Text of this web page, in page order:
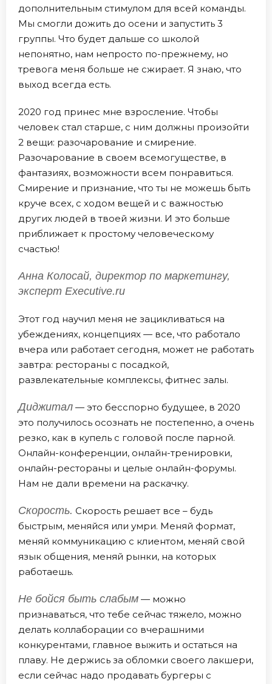
дополнительным стимулом для всей команды.
Мы смогли дожить до осени и запустить 3
группы. Что будет дальше со школой
непонятно, нам непросто по-прежнему, но
тревога меня больше не сжирает. Я знаю, что
выход всегда есть.
2020 год принес мне взросление. Чтобы
человек стал старше, с ним должны произойти
2 вещи: разочарование и смирение.
Разочарование в своем всемогуществе, в
фантазиях, возможности всем понравиться.
Смирение и признание, что ты не можешь быть
круче всех, с ходом вещей и с важностью
других людей в твоей жизни. И это больше
приближает к простому человеческому
счастью!
Анна Колосай, директор по маркетингу,
эксперт Executive.ru
Этот год научил меня не зацикливаться на
убеждениях, концепциях — все, что работало
вчера или работает сегодня, может не работать
завтра: рестораны с посадкой,
развлекательные комплексы, фитнес залы.
Диджитал — это бесспорно будущее, в 2020
это получилось осознать не постепенно, а очень
резко, как в купель с головой после парной.
Онлайн-конференции, онлайн-тренировки,
онлайн-рестораны и целые онлайн-форумы.
Нам не дали времени на раскачку.
Скорость. Скорость решает все – будь
быстрым, меняйся или умри. Меняй формат,
меняй коммуникацию с клиентом, меняй свой
язык общения, меняй рынки, на которых
работаешь.
Не бойся быть слабым — можно
признаваться, что тебе сейчас тяжело, можно
делать коллаборации со вчерашними
конкурентами, главное выжить и остаться на
плаву. Не держись за обломки своего лакшери,
если сейчас надо продавать бургеры с